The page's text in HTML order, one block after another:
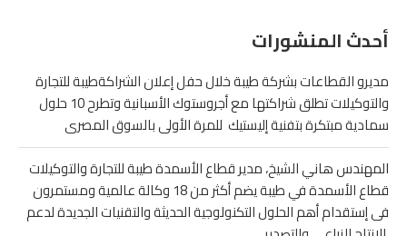
أحدث المنشورات
مديرو القطاعات بشركة طيبة خلال حفل إعلان الشراكةطيبة للتجارة
والتوكيلات تطلق شراكتها مع أجروستوك الأسبانية وتطرح 10 حلول
سمادية مبتكرة بتفنية إليستيك للمرة الأولى بالسوق المصرى
المهندس هاني الشيخ، مدير قطاع الأسمدة طيبة للتجارة والتوكيلات
قطاع الأسمدة في طيبة يضم أكثر من 18 وكالة عالمية ومستمرون
فى إستقدام أهم الحلول التكنولوجية الحديثة والتقنيات الجديدة لدعم